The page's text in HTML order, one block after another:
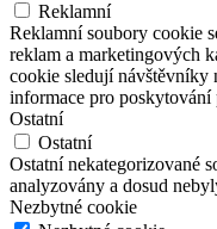
Reklamní
Reklamní soubory cookie
reklam a marketingových
cookie sledují návštěvníky
informace pro poskytování
Ostatní
Ostatní
Ostatní nekategorizované
analyzovány a dosud
Nezbytné cookie